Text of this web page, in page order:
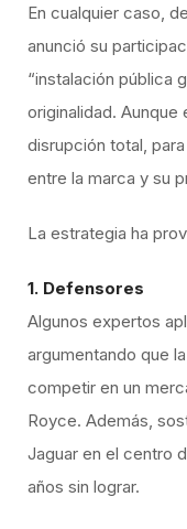
En cualquier caso,
anunció su
“instalación pública
originalidad.
disrupción total,
entre la marca y su
La estrategia ha
1. Defensores
Algunos expertos
argumentando que
competir en un
Royce. Además,
Jaguar en el centro
años sin lograr.